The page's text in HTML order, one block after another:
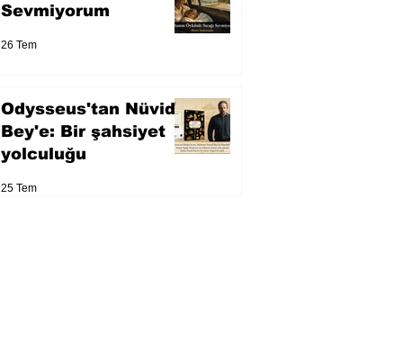
Sevmiyorum
26 Tem
Odysseus'tan Nüvid
Bey'e: Bir şahsiyet
yolculuğu
25 Tem